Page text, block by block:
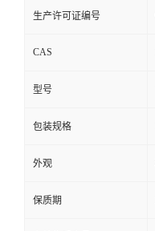
生产许可证编号
CAS
型号
包装规格
外观
保质期